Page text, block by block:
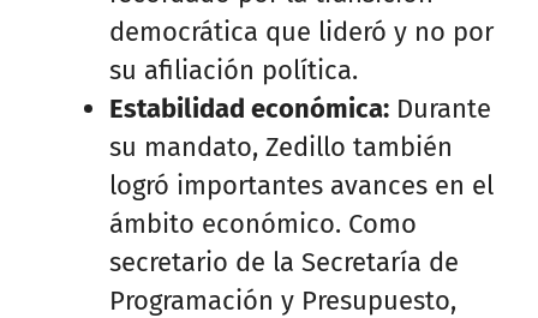
democrática que lideró y no por
su afiliación política.
Estabilidad económica: Durante
su mandato, Zedillo también
logró importantes avances en el
ámbito económico. Como
secretario de la Secretaría de
Programación y Presupuesto,